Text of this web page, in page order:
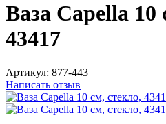
Ваза Capella 10
43417
Артикул: 877-443
Написать отзыв